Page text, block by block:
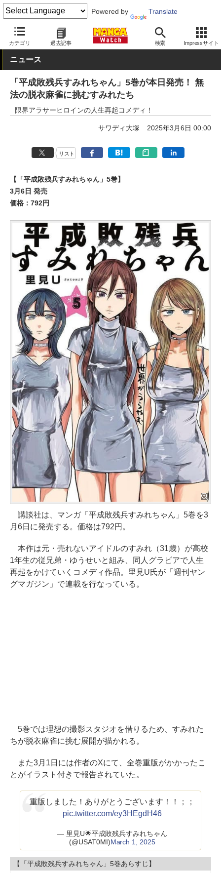
Powered by Translate
カテゴリ 過去記事 検索 Impressサイト
MANGA Watch 青年 平成敗残兵☆すみれちゃん
ニュース
「平成敗残兵すみれちゃん」5巻が本日発売！ 無
法の脱衣麻雀に挑むすみれたち
限界アラサーヒロインの人生再起コメディ！
サワディ大塚 2025年3月6日 00:00
リスト
【「平成敗残兵すみれちゃん」5巻】
3月6日 発売
価格：792円
講談社は、マンガ「平成敗残兵すみれちゃん」5巻を3
月6日に発売する。価格は792円。
本作は元・売れないアイドルのすみれ（31歳）が高校
1年生の従兄弟・ゆうせいと組み、同人グラビアで人生
再起をかけていくコメディ作品。里見U氏が「週刊ヤン
グマガジン」で連載を行なっている。
5巻では理想の撮影スタジオを借りるため、すみれた
ちが脱衣麻雀に挑む展開が描かれる。
また3月1日には作者のXにて、全巻重版がかかったこ
とがイラスト付きで報告されていた。
重版しました！ありがとうございます！！；；
pic.twitter.com/ey3HEgdH46
— 里見U🌟平成敗残兵すみれちゃん
(@USAT0MI)March 1, 2025
【「平成敗残兵すみれちゃん」5巻あらすじ】